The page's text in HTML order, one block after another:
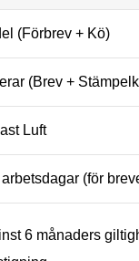
(Förbrev + Kö)
(Brev +
Luft
(för
6 månaders